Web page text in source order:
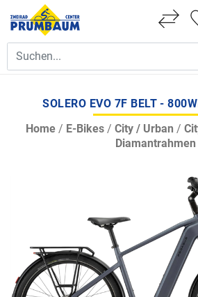
SOLERO EVO 7F BELT -
Home/ E-Bikes/ City / Urban /
Diamantrahmen